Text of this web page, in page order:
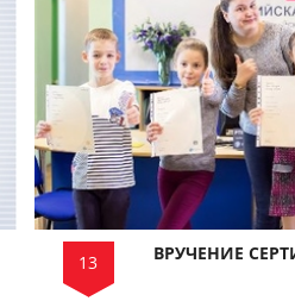
13 ВРУЧЕНИЕ